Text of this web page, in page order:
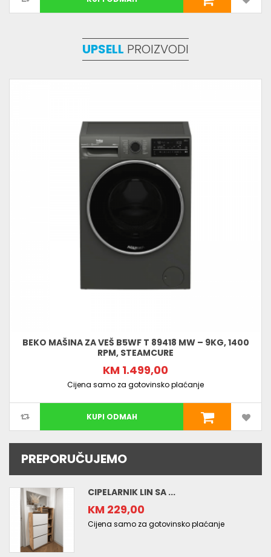
UPSELL PROIZVODI
BEKO MAŠINA ZA VEŠ B5WF T 89418 MW – 9KG, 1400
RPM, STEAMCURE
KM 1.499,00
Cijena samo za gotovinsko plaćanje
KUPI ODMAH
PREPORUČUJEMO
CIPELARNIK LIN SA ...
KM 229,00
Cijena samo za gotovinsko plaćanje